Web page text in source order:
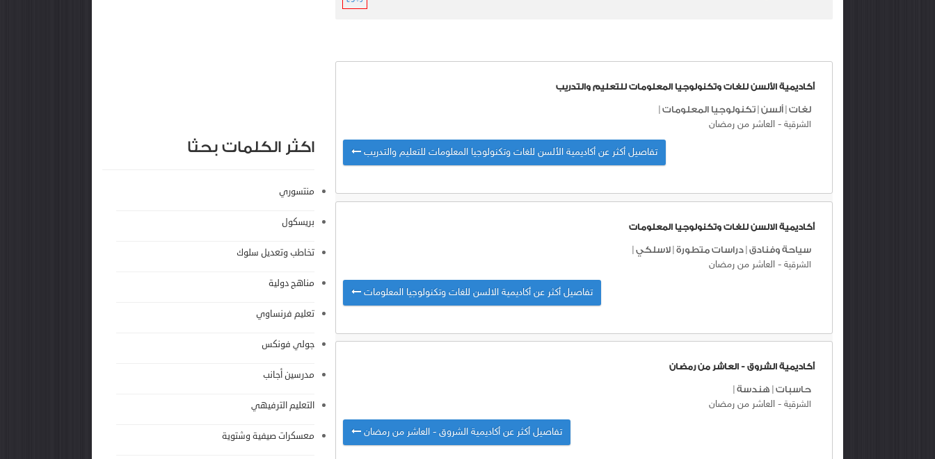
أكاديمية الألسن للغات وتكنولوجيا المعلومات للتعليم والتدريب
لغات ألسن تكنولوجيا المعلومات
الشرقية - العاشر من رمضان
تفاصيل أكثر عن أكاديمية الألسن للغات وتكنولوجيا المعلومات للتعليم والتدريب
أكاديمية الالسن للغات وتكنولوجيا المعلومات
سياحة وفنادق دراسات متطورة لاسلكي
الشرقية - العاشر من رمضان
تفاصيل أكثر عن أكاديمية الالسن للغات وتكنولوجيا المعلومات
أكاديمية الشروق - العاشر من رمضان
حاسبات هندسة
الشرقية - العاشر من رمضان
تفاصيل أكثر عن أكاديمية الشروق - العاشر من رمضان
اكثر الكلمات بحثا
منتسوري
بريسكول
تخاطب وتعديل سلوك
مناهج دولية
تعليم فرنساوي
جولي فونكس
مدرسين أجانب
التعليم الترفيهي
معسكرات صيفية وشتوية